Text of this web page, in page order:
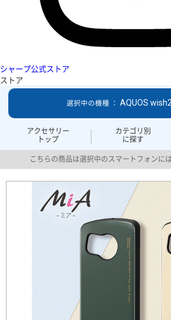
シャープ公式ストア
ストア
アクセサリー
トップ
カテゴリ別
に探す
選択中の機種 ： AQUOS
こちらの商品は選択中のスマートフォンに